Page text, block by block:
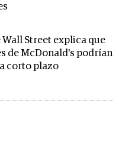
Street explica que
de McDonald's podrían
corto plazo